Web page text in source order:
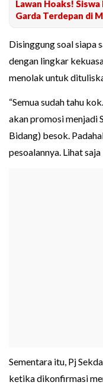
Lawan Hoaks!
Garda Terdepan di
Disinggung soal siapa
dengan lingkar
menolak untuk
“Semua sudah tahu
akan promosi menjadi
Bidang) besok.
pesoalannya. Lihat
Sementara itu, Pj
ketika dikonfirmasi